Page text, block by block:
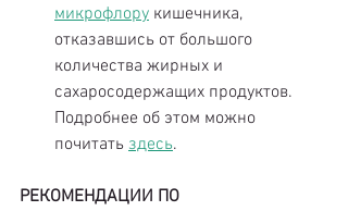
микрофлору кишечника,
отказавшись от большого
количества жирных и
сахаросодержащих продуктов.
Подробнее об этом можно
почитать здесь.
РЕКОМЕНДАЦИИ ПО